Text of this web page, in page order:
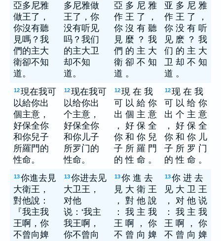
亞多尼雅
做王了，
你沒有聽
見嗎？我
們的主大
衛卻不知
道。
多尼雅做
王了，你
没有听见
吗？我们
的主大卫
却不知
道。
亞 多 尼 雅
作 王 了 ，
你 沒 有 聽
見 麼 ？ 我
們 的 主 大
衛 卻 不 知
道 。
亚 多 尼 雅
作 王 了 ，
你 没 有 听
见 麽 ？ 我
们 的 主 大
卫 却 不 知
道 。
12現在我可
以給你出
個主意，
好保全你
和你兒子
所羅門的
性命。
12现在我可
以给你出
个主意，
好保全你
和你儿子
所罗门的
性命。
12現 在 我
可 以 給 你
出 個 主 意
， 好 保 全
你 和 你 兒
子 所 羅 門
的 性 命 。
12现 在 我
可 以 给 你
出 个 主 意
， 好 保 全
你 和 你 儿
子 所 罗 门
的 性 命 。
13你進去見
大衛王，
對他說：
『我主我
王啊，你
不曾向婢
13你进去见
大卫王，
对他
说：‘我主
我王啊，
你不曾向
13你 進 去
見 大 衛 王
， 對 他 說
： 我 主 我
王 啊 ， 你
不 曾 向 婢
13你 进 去
见 大 卫 王
， 对 他 说
： 我 主 我
王 啊 ， 你
不 曾 向 婢